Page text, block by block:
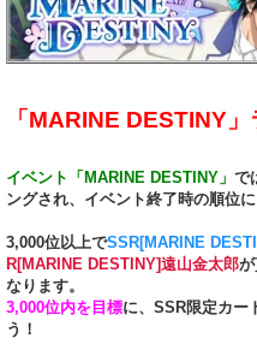
「MARINE DESTINY
イベント「MARINE DESTINY」 で
ングされ、イベント終了時の順位
3,000位以上でSSR[MARINE
R[MARINE DESTINY]遠山金太郎
なります。
3,000位内を目標に、SSR限定カー
う！